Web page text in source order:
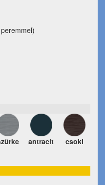
antracit csoki